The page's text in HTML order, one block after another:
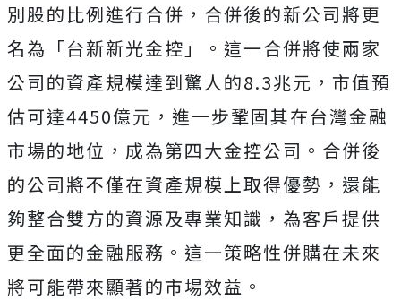
別股的比例進行合併，合併後的新公司將更
名為「台新新光金控」。這一合併將使兩家
公司的資產規模達到驚人的8.3兆元，市值預
估可達4450億元，進一步鞏固其在台灣金融
市場的地位，成為第四大金控公司。合併後
的公司將不僅在資產規模上取得優勢，還能
夠整合雙方的資源及專業知識，為客戶提供
更全面的金融服務。這一策略性併購在未來
將可能帶來顯著的市場效益。